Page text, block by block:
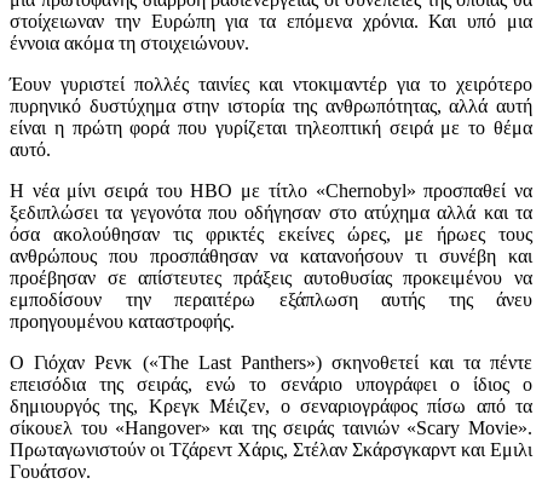
στοίχειωναν την Ευρώπη για τα επόμενα χρόνια. Και υπό μια
έννοια ακόμα τη στοιχειώνουν.
Έουν γυριστεί πολλές ταινίες και ντοκιμαντέρ για το χειρότερο
πυρηνικό δυστύχημα στην ιστορία της ανθρωπότητας, αλλά αυτή
είναι η πρώτη φορά που γυρίζεται τηλεοπτική σειρά με το θέμα
αυτό.
Η νέα μίνι σειρά του HBO με τίτλο «Chernobyl» προσπαθεί να
ξεδιπλώσει τα γεγονότα που οδήγησαν στο ατύχημα αλλά και τα
όσα ακολούθησαν τις φρικτές εκείνες ώρες, με ήρωες τους
ανθρώπους που προσπάθησαν να κατανοήσουν τι συνέβη και
προέβησαν σε απίστευτες πράξεις αυτοθυσίας προκειμένου να
εμποδίσουν την περαιτέρω εξάπλωση αυτής της άνευ
προηγουμένου καταστροφής.
Ο Γιόχαν Ρενκ («The Last Panthers») σκηνοθετεί και τα πέντε
επεισόδια της σειράς, ενώ το σενάριο υπογράφει ο ίδιος ο
δημιουργός της, Κρεγκ Μέιζεν, ο σεναριογράφος πίσω από τα
σίκουελ του «Hangover» και της σειράς ταινιών «Scary Movie».
Πρωταγωνιστούν οι Τζάρεντ Χάρις, Στέλαν Σκάρσγκαρντ και Εμιλι
Γουάτσον.